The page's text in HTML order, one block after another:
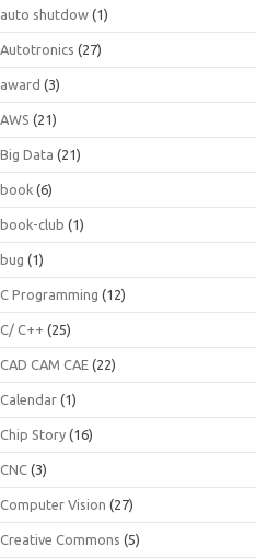
auto shutdow (1)
Autotronics (27)
award (3)
AWS (21)
Big Data (21)
book (6)
book-club (1)
bug (1)
C Programming (12)
C/ C++ (25)
CAD CAM CAE (22)
Calendar (1)
Chip Story (16)
CNC (3)
Computer Vision (27)
Creative Commons (5)